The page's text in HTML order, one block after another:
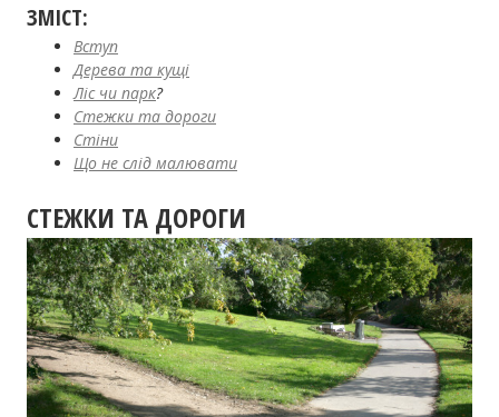
ЗМІСТ:
Вступ
Дерева та кущі
Ліс чи парк?
Стежки та дороги
Стіни
Що не слід малювати
СТЕЖКИ ТА ДОРОГИ